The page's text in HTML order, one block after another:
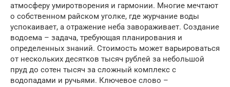
атмосферу умиротворения и гармонии. Многие мечтают
о собственном райском уголке, где журчание воды
успокаивает, а отражение неба завораживает. Создание
водоема – задача, требующая планирования и
определенных знаний. Стоимость может варьироваться
от нескольких десятков тысяч рублей за небольшой
пруд до сотен тысяч за сложный комплекс с
водопадами и ручьями. Ключевое слово –